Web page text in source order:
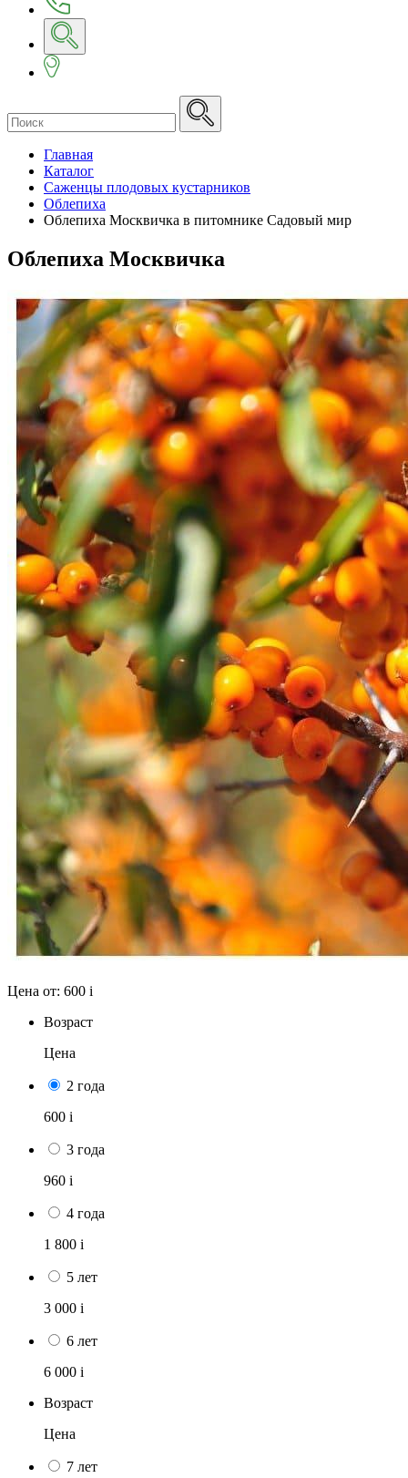
Главная
Каталог
Саженцы плодовых кустарников
Облепиха
Облепиха Москвичка в питомнике Садовый мир
Облепиха Москвичка
Цена от: 600 i
Возраст
Цена
2 года
600 i
3 года
960 i
4 года
1 800 i
5 лет
3 000 i
6 лет
6 000 i
Возраст
Цена
7 лет